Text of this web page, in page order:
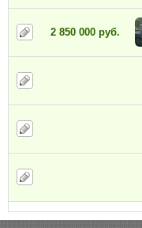
2 850 000 руб.